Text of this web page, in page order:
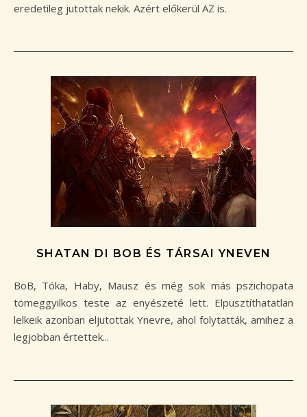
eredetileg jutottak nekik. Azért előkerül AZ is.
SHATAN DI BOB ÉS TÁRSAI YNEVEN
BoB, Tóka, Haby, Mausz és még sok más pszichopata
tömeggyilkos teste az enyészeté lett. Elpusztíthatatlan
lelkeik azonban eljutottak Ynevre, ahol folytatták, amihez a
legjobban értettek...